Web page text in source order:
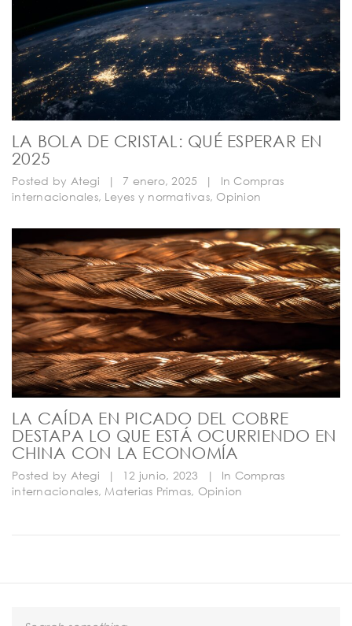
LA BOLA DE CRISTAL: QUÉ ESPERAR EN
2025
Posted by Ategi | 7 enero, 2025 | In Compras
internacionales, Leyes y normativas, Opinion
LA CAÍDA EN PICADO DEL COBRE
DESTAPA LO QUE ESTÁ OCURRIENDO EN
CHINA CON LA ECONOMÍA
Posted by Ategi | 12 junio, 2023 | In Compras
internacionales, Materias Primas, Opinion